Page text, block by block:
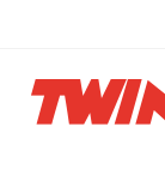
content